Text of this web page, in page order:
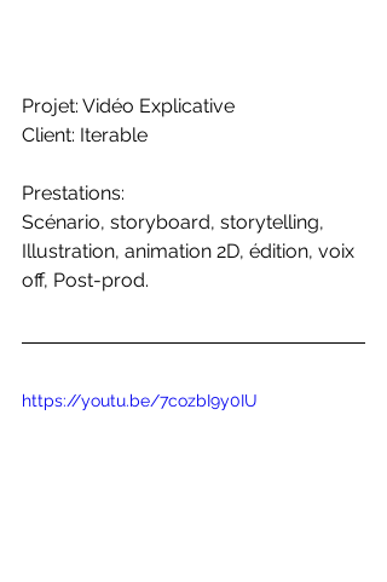
Projet: Vidéo Explicative
Client: Iterable
Prestations:
Scénario, storyboard, storytelling,
Illustration, animation 2D, édition, voix
off, Post-prod.
https://youtu.be/7cozbI9y0IU